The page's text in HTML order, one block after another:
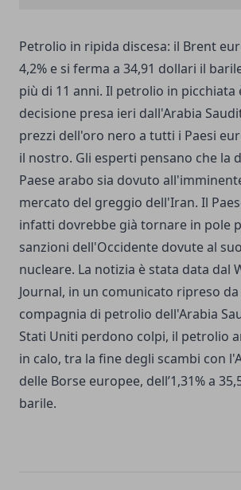
Petrolio in ripida discesa: il Brent
4,2% e si ferma a 34,91 dollari il
più di 11 anni. Il petrolio in picchiata
decisione presa ieri dall'Arabia
prezzi dell'oro nero a tutti i Paesi
il nostro. Gli esperti pensano che la
Paese arabo sia dovuto
mercato del greggio dell'Iran. Il
infatti dovrebbe già tornare in pole
sanzioni dell'Occidente dovute al
nucleare. La notizia è stata data dal
Journal, in un comunicato ripreso
compagnia di petrolio dell'Arabia
Stati Uniti perdono colpi, il petrolio
in calo, tra la fine degli scambi con
delle Borse europee, dell’1,31% a
barile.